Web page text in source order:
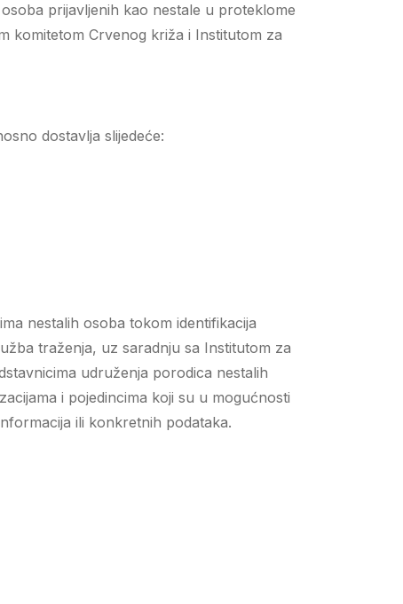
prijavljenih kao nestale u proteklome
komitetom Crvenog križa i Institutom za
dostavlja slijedeće:
nestalih osoba tokom identifikacija
traženja, uz saradnju sa Institutom za
udruženja porodica nestalih
i pojedincima koji su u mogućnosti
ili konkretnih podataka.